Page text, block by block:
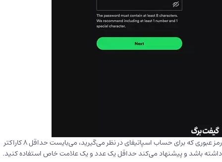
رمز عبوری که برای حساب اسپاتیفای در نظر می‌گیرید، می‌بایست حداقل ۸ کاراکتر
داشته باشد و پیشنهاد می‌کند حداقل یک عدد و یک علامت خاص استفاده کنید.